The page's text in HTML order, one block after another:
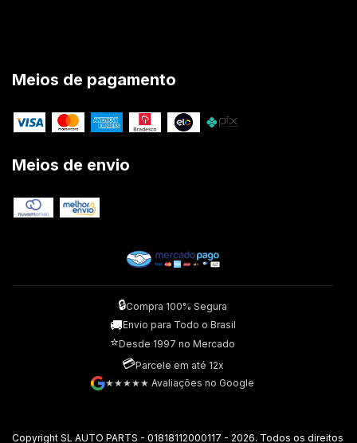
Meios de pagamento
Meios de envio
🔒Compra 100% Segura
🚚Envio para Todo o Brasil
⭐Desde 1997 no Mercado
💳Parcele em até 12x
★★★★★ Avaliações no Google
Copyright SL AUTO PARTS - 01818112000117 - 2026. Todos os direitos